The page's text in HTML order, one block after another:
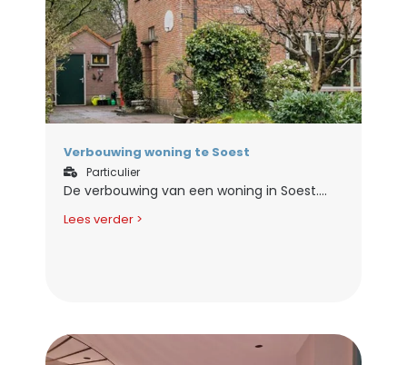
Verbouwing woning te Soest
Particulier
De verbouwing van een woning in Soest....
Lees verder >